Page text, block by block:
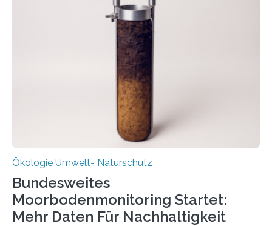
Veränderung der Wirtschaft wichtig ist, zeigt der vom
Deutschen Biomasseforschungszentrum und der
Stadtreinigung Leipzig konzipierte und am 24. Oktober
2025 offiziell eingeweihte Stadtrundgang „KreisLauf“. Er
ist ab sofort im Leipziger Stadtgebiet…
Ökologie Umwelt- Naturschutz
Bundesweites
Moorbodenmonitoring Startet:
Mehr Daten Für Nachhaltigkeit